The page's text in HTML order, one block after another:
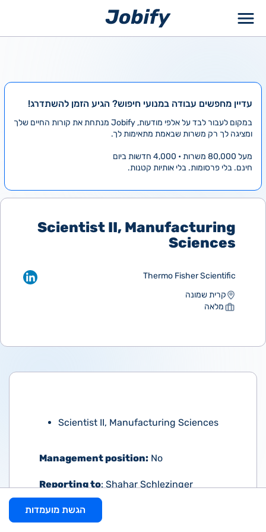
עדיין מחפשים עבודה במנועי חיפוש? הגיע הזמן להשתדרג!
במקום לעבור לבד על אלפי מודעות, Jobify מנתחת את קורות החיים שלך
ומציגה לך רק משרות שבאמת מתאימות לך.
מעל 80,000 משרות • 4,000 חדשות ביום
חינם. בלי פרסומות. בלי אותיות קטנות.
Scientist II, Manufacturing
Sciences
Thermo Fisher Scientific
קרית שמונה
מלאה
Scientist II, Manufacturing Sciences
Management position: No
Reporting to: Shahar Schlezinger
At Thermo Fisher Scientific, you’ll discover
meaningful work that makes a positive
הגשת מועמדות